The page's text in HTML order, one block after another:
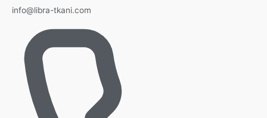
info@libra-tkani.com